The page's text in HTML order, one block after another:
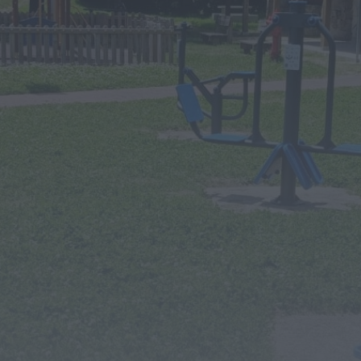
É oficial: AD Valonguense vai disputar a
Liga SABSEG na época 2026/27
Notícias de Águeda
Nasce a Associação Atlética de Águeda
Mulher detida em Santa Maria da Feira
por violência doméstica contra duas...